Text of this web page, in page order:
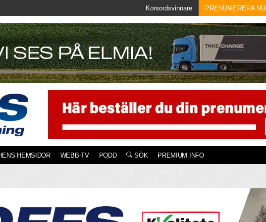
Korsordsvinnare PRENUMERERA NU
HEMSIDOR WEBB-TV PODD SÖK PREMIUM INFO